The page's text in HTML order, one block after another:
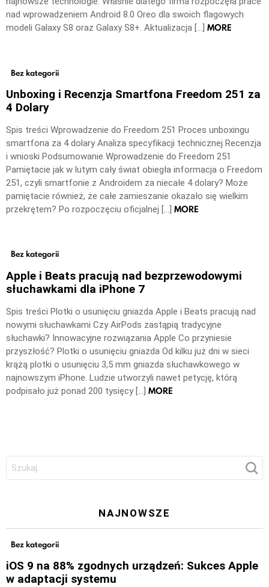
nad wprowadzeniem Android 8.0 Oreo dla swoich flagowych
modeli Galaxy S8 oraz Galaxy S8+. Aktualizacja […] MORE
Bez kategorii
Unboxing i Recenzja Smartfona Freedom 251 za
4 Dolary
Spis treści Wprowadzenie do Freedom 251 Proces unboxingu
smartfona za 4 dolary Analiza specyfikacji technicznej Recenzja
i wnioski Podsumowanie Wprowadzenie do Freedom 251
Pamiętacie jak w lutym cały świat obiegła informacja o Freedom
251, czyli smartfonie z Androidem za niecałe 4 dolary? Może
pamiętacie również, że całe zamieszanie okazało się wielkim
przekrętem? Po rozpoczęciu oficjalnej […] MORE
Bez kategorii
Apple i Beats pracują nad bezprzewodowymi
słuchawkami dla iPhone 7
Spis treści Plotki o usunięciu gniazda Apple i Beats pracują nad
nowymi słuchawkami Czy AirPods zastąpią tradycyjne
słuchawki? Innowacyjne rozwiązania Apple Co przyniesie
przyszłość? Plotki o usunięciu gniazda Od kilku już dni w sieci
krążą plotki o usunięciu 3,5 mm gniazda słuchawkowego w
najnowszym iPhone. Ludzie utworzyli nawet petycję, którą
podpisało już ponad 200 tysięcy […] MORE
Szukaj:
NAJNOWSZE
Bez kategorii
iOS 9 na 88% zgodnych urządzeń: Sukces Apple
w adaptacji systemu